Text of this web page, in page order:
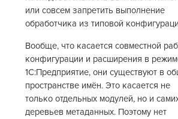
или совсем запретить выполнение
обработчика из типовой
Вообще, что касается совместной
конфигурации и расширения в
1С:Предприятие, они существуют в
пространстве имён. Это касается не
только отдельных модулей, но и
деревьев метаданных. Поэтому нет